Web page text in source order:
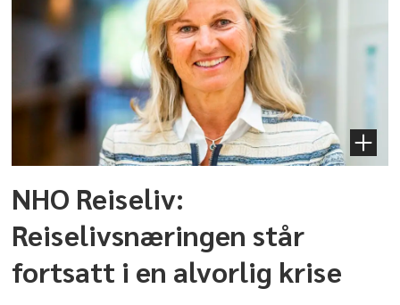
NHO Reiseliv:
Reiselivsnæringen står
fortsatt i en alvorlig krise